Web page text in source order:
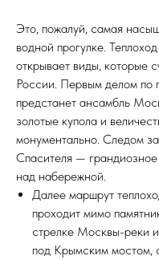
Это, пожалуй, самая
водной прогулке.
открывает виды, которые
России. Первым делом по
предстанет ансамбль
золотые купола и
монументально. Следом
Спасителя —
над набережной.
Далее маршрут
проходит мимо
стрелке Москвы-реки
под Крымским мостом,